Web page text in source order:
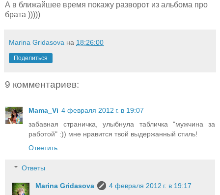
А в ближайшее время покажу разворот из альбома про
брата )))))
Marina Gridasova на 18:26:00
Поделиться
9 комментариев:
Mama_Vi 4 февраля 2012 г. в 19:07
забавная страничка, улыбнула табличка "мужчина за
работой" :)) мне нравится твой выдержанный стиль!
Ответить
Ответы
Marina Gridasova
4 февраля 2012 г. в 19:17